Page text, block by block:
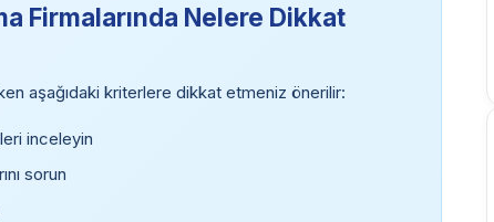
Firmalarında Nelere Dikkat
aşağıdaki kriterlere dikkat etmeniz önerilir:
inceleyin
sorun